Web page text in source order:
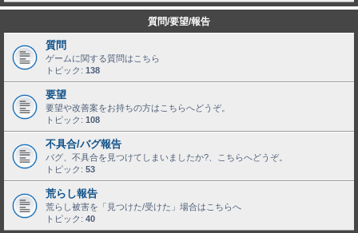
質問/要望/報告
質問
ゲームに関する質問はこちら
トピック: 138
要望
要望や改善案をお持ちの方はこちらへどうぞ。
トピック: 108
不具合/バグ報告
バグ、不具合を見つけてしまいましたか?、こちらへどうぞ。
トピック: 53
荒らし報告
荒らし被害を「見つけた/受けた」場合はこちらへ
トピック: 40